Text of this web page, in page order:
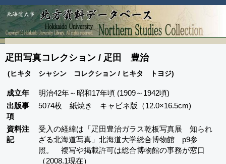
疋田写真コレクション / 疋田 豊治
(ヒキタ シャシン コレクション / ヒキタ トヨジ)
成立年
明治42年～昭和17年頃 (1909～1942頃)
出版事
項
5074枚 紙焼き キャビネ版（12.0×16.5cm)
資料注
記
受入の経緯は「疋田豊治ガラス乾板写真展 知られ
ざる北海道写真」北海道大学総合博物館 p9参
照。 複写や掲載許可は総合博物館の事務が窓口
（2008.1現在）